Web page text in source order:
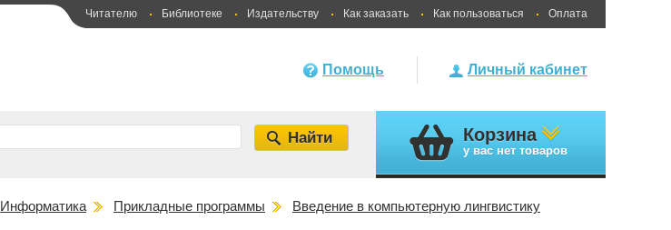
Читателю Библиотеке Издательству Как заказать Как пользоваться Оплата
Личный кабинет
Помощь
Корзина
у вас нет товаров
Информатика Прикладные программы Введение в компьютерную лингвистику